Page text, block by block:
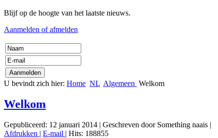
Blijf op de hoogte van het laatste nieuws.
Aanmelden of afmelden
U bevindt zich hier: Home NL Algemeen Welkom
Welkom
Gepubliceerd: 12 januari 2014 | Geschreven door Something naais |
Afdrukken | E-mail | Hits: 188855